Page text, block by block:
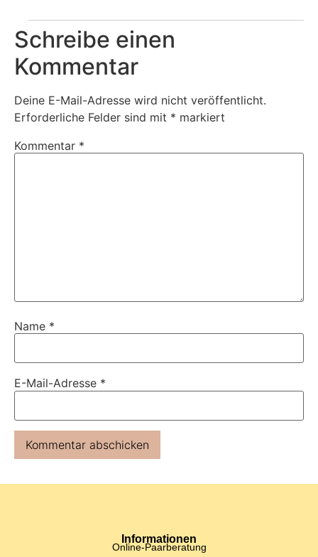
Schreibe einen
Kommentar
Deine E-Mail-Adresse wird nicht veröffentlicht.
Erforderliche Felder sind mit * markiert
Kommentar *
Name *
E-Mail-Adresse *
Informationen
Online-Paarberatung